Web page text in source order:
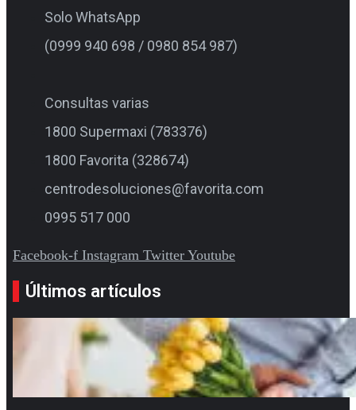
Solo WhatsApp
(0999 940 698 / 0980 854 987)
Consultas varias
1800 Supermaxi (783376)
1800 Favorita (328674)
centrodesoluciones@favorita.com
0995 517 000
Facebook-f Instagram Twitter Youtube
Últimos artículos